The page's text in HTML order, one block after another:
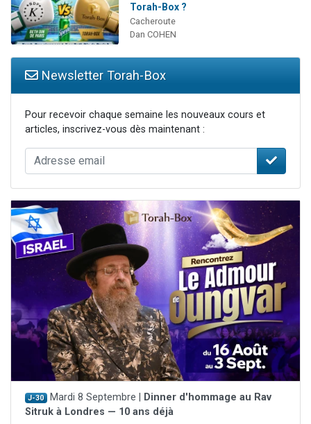
Torah-Box ?
Cacheroute
Dan COHEN
Newsletter Torah-Box
Pour recevoir chaque semaine les nouveaux cours et
articles, inscrivez-vous dès maintenant :
J-30 Mardi 8 Septembre |
Dinner d'hommage au Rav
Sitruk à Londres — 10 ans déjà